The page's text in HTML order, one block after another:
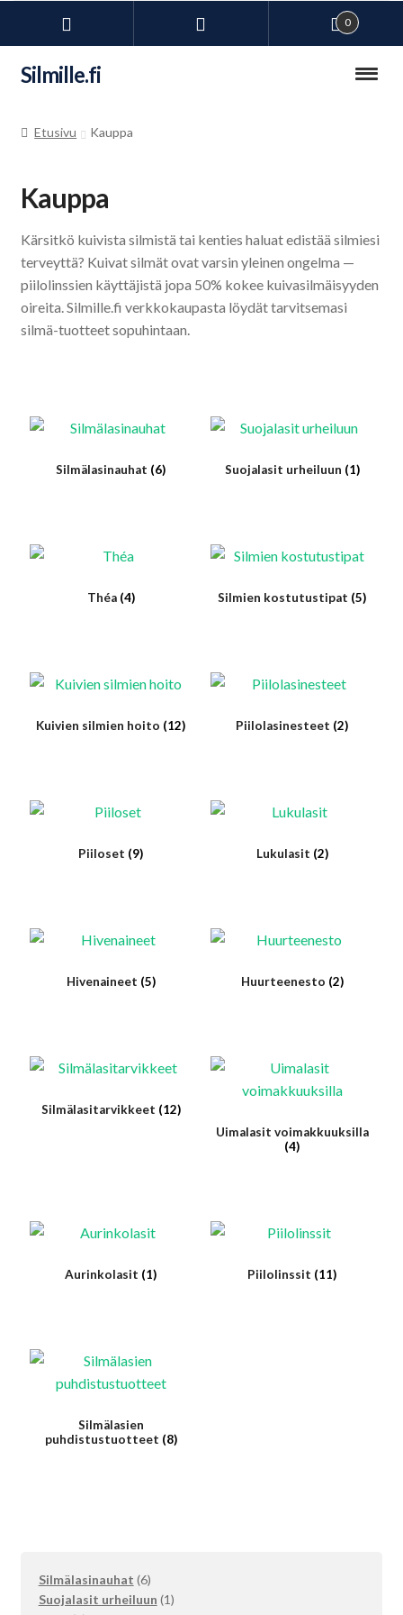
Siirry
navigointiin
Siirry
sisältöön
Silmille.fi
Silmälasitarvikkeet
tason
Piilolinssit
tason
Ravintolisät
valikko
Verkkokaupan peruuttamisohje
Ota yhteyttä
Etusivu Kauppa
Kauppa
Kärsitkö kuivista silmistä tai kenties haluat edistää silmiesi
terveyttä? Kuivat silmät ovat varsin yleinen ongelma —
piilolinssien käyttäjistä jopa 50% kokee kuivasilmäisyyden
oireita. Silmille.fi verkkokaupasta löydät tarvitsemasi
silmä-tuotteet sopuhintaan.
Silmälasinauhat (6) Suojalasit urheiluun (1)
Théa (4) Silmien kostutustipat (5)
Kuivien silmien hoito (12) Piilolasinesteet (2)
Piiloset (9) Lukulasit (2)
Hivenaineet (5) Huurteenesto (2)
Silmälasitarvikkeet (12)
Uimalasit voimakkuuksilla
(4)
Aurinkolasit (1) Piilolinssit (11)
Silmälasien
puhdistustuotteet (8)
Silmälasinauhat 66
tuotetta
Suojalasit urheiluun 11
0